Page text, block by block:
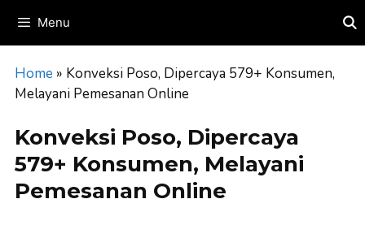
content
Menu
Home » Konveksi Poso, Dipercaya 579+ Konsumen,
Melayani Pemesanan Online
Konveksi Poso, Dipercaya
579+ Konsumen, Melayani
Pemesanan Online